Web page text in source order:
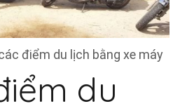
điểm du lịch bằng xe máy
du